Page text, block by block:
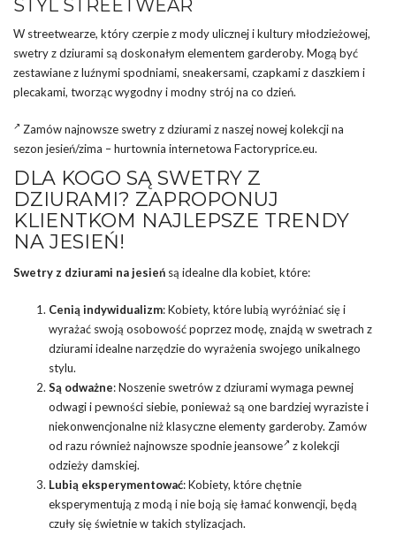
STYL STREETWEAR
W streetwearze, który czerpie z mody ulicznej i kultury młodzieżowej,
swetry z dziurami są doskonałym elementem garderoby. Mogą być
zestawiane z luźnymi spodniami, sneakersami, czapkami z daszkiem i
plecakami, tworząc wygodny i modny strój na co dzień.
Zamów najnowsze swetry z dziurami z naszej nowej kolekcji na
sezon jesień/zima –hurtownia internetowa Factoryprice.eu.
DLA KOGO SĄ SWETRY Z
DZIURAMI? ZAPROPONUJ
KLIENTKOM NAJLEPSZE TRENDY
NA JESIEŃ!
Swetry z dziurami na jesień są idealne dla kobiet, które:
Cenią indywidualizm: Kobiety, które lubią wyróżniać się i
wyrażać swoją osobowość poprzez modę, znajdą w swetrach z
dziurami idealne narzędzie do wyrażenia swojego unikalnego
stylu.
Są odważne: Noszenie swetrów z dziurami wymaga pewnej
odwagi i pewności siebie, ponieważ są one bardziej wyraziste i
niekonwencjonalne niż klasyczne elementy garderoby. Zamów
od razu również najnowsze spodnie jeansowe
z kolekcji
odzieży damskiej.
Lubią eksperymentować: Kobiety, które chętnie
eksperymentują z modą i nie boją się łamać konwencji, będą
czuły się świetnie w takich stylizacjach.